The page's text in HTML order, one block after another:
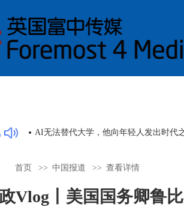
AI无法替代大学，他向年轻人发出时代
首页 >> 中国报道 >> 查看详情
Vlog丨美国国务卿鲁